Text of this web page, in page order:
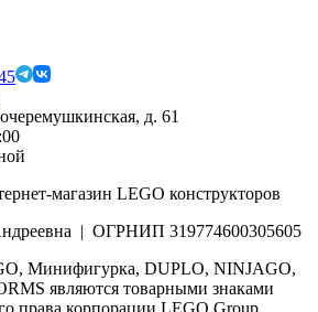
д. 61
магазин LEGO конструкторов
| ОГРНИП 319774600305605
Минифигурка, DUPLO, NINJAGO,
являются товарными знаками
права корпорации LEGO Group.